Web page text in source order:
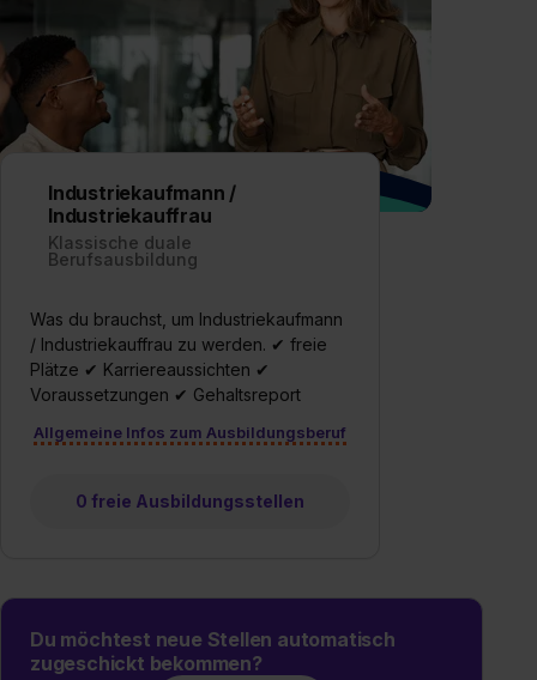
einzelnen Cookies findest du durch Klick auf „Details
zeigen“. Weitere Informationen:
Datenschutzerklärung
Impressum
Industriekaufmann /
Industriekauffrau
Klassische duale
Berufsausbildung
Was du brauchst, um Industriekaufmann
/ Industriekauffrau zu werden. ✔ freie
Plätze ✔ Karriereaussichten ✔
Voraussetzungen ✔ Gehaltsreport
Allgemeine Infos zum Ausbildungsberuf
0 freie Ausbildungsstellen
Du möchtest neue Stellen automatisch
zugeschickt bekommen?